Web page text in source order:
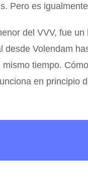
Pero es
del VVV, fue
Volendam
tiempo.
en